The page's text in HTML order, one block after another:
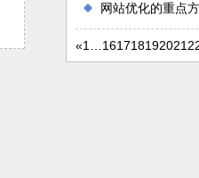
网站优化的重点
«1 161718192021